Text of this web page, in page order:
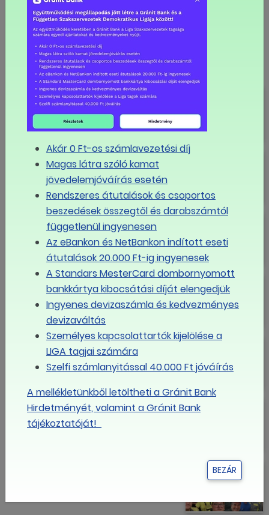
LINK MÁSOLÁSA
Tagszervezeti hírek
8,6 százalékos alapbéremelés a
Fővárosi Vízművek Zrt.-nél
8,6 százalékos béremelés a BKK-
"A szociális párbeszéd tudatosan
felépített dialógus"
13%-ot meghaladó
keresetnövekedés a MÁV-
csoportnál
15 százalékos béremelést kapnak a
vízügyi dolgozók
Színházi Műszaki Dolgozók
Szakszervezete: újabb tagszervezet
Akár 0 Ft-os számlavezetési díj
Magas látra szóló kamat
jövedelemjóváírás esetén
Rendszeres átutalások és csoportos
beszedések összegtől és darabszámtól
függetlenül ingyenesen
Az eBankon és NetBankon indított eseti
átutalások 20.000 Ft-ig ingyenesek
A Standars MesterCard dombornyomott
bankkártya kibocsátási díját elengedjük
Ingyenes devizaszámla és kedvezményes
devizaváltás
Személyes kapcsolattartók kijelölése a
LIGA tagjai számára
Szelfi számlanyitással 40.000 Ft jóváírás
A mellékletünkből letöltheti a Gránit Bank
Hirdetményét, valamint a Gránit Bank
tájékoztatóját!
BEZÁR